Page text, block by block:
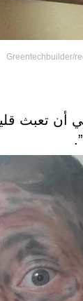
Greentechbuilder/
أن تعبث